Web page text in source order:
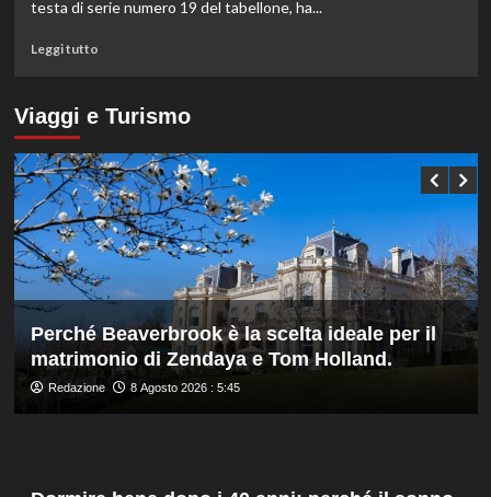
manager,
Bonucci
i
collaboratori
testa di serie numero 19 del tabellone, ha...
Leggi tuttoLeggi
su
Darderi
agli
ottavi
del
Masters
1000
di
Montreal,
Shang
in
tre
set
Viaggi e Turismo
Perché Beaverbrook è la scelta ideale per il
matrimonio di Zendaya e Tom Holland.
Redazione 8 Agosto 2026 : 5:45